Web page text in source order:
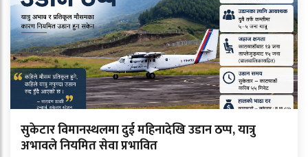
सुकेटार विमानस्थलमा दुई महिनादेखि उडान ठप्प, यात्रु
अभावले नियमित सेवा प्रभावित